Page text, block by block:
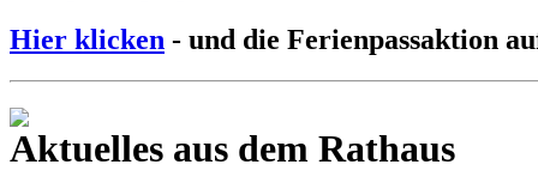
Hier klicken - und die Ferienpassaktion
Aktuelles aus dem Rathaus